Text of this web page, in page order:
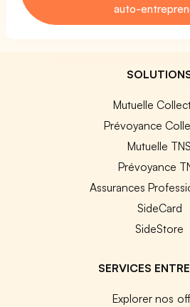
auto-
Mutuelle
Prévoyance
Mutuelle TNS
Prévoyance
Assurances
SideCard
SideStore
SERVICES
Explorer nos